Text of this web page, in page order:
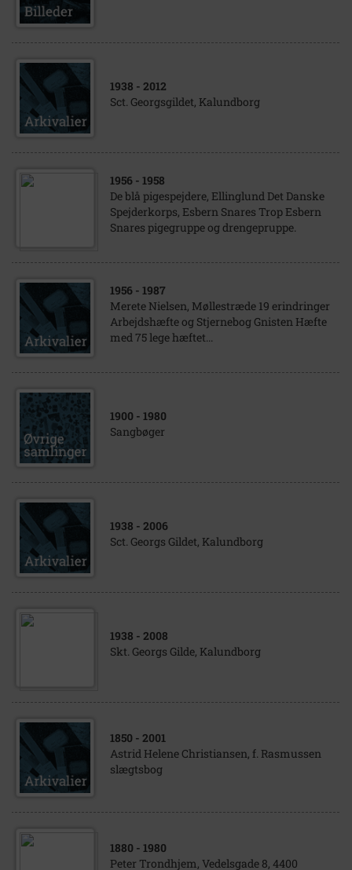
1938 - 2012
Sct. Georgsgildet, Kalundborg
1956 - 1958
De blå pigespejdere, Ellinglund Det Danske
Spejderkorps, Esbern Snares Trop Esbern
Snares pigegruppe og drengepruppe.
1956 - 1987
Merete Nielsen, Møllestræde 19 erindringer
Arbejdshæfte og Stjernebog Gnisten Hæfte
med 75 lege hæftet...
1900 - 1980
Sangbøger
1938 - 2006
Sct. Georgs Gildet, Kalundborg
1938 - 2008
Skt. Georgs Gilde, Kalundborg
1850 - 2001
Astrid Helene Christiansen, f. Rasmussen
slægtsbog
1880 - 1980
Peter Trondhjem, Vedelsgade 8, 4400